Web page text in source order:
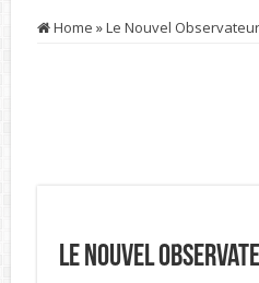
Home »Le Nouvel Observateur
Le nouvel